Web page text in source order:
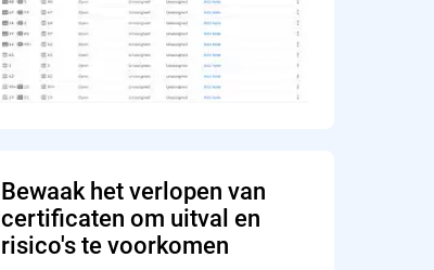
Bewaak het verlopen van
certificaten om uitval en
risico's te voorkomen